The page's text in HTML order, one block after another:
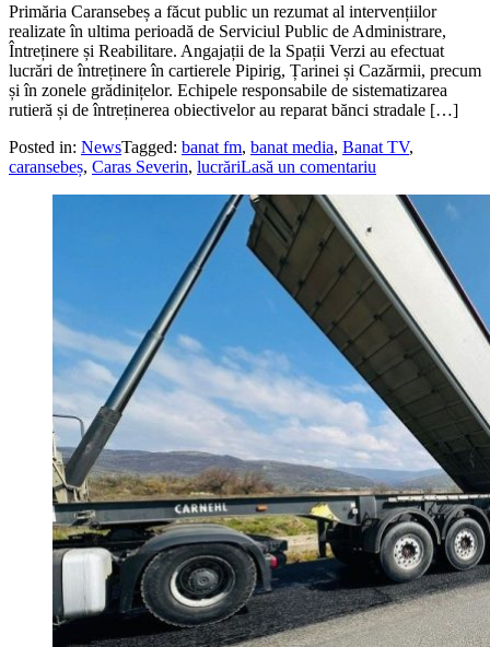
Primăria Caransebeș a făcut public un rezumat al intervențiilor
realizate în ultima perioadă de Serviciul Public de Administrare,
Întreținere și Reabilitare. Angajații de la Spații Verzi au efectuat
lucrări de întreținere în cartierele Pipirig, Țarinei și Cazărmii, precum
și în zonele grădinițelor. Echipele responsabile de sistematizarea
rutieră și de întreținerea obiectivelor au reparat bănci stradale […]
Posted in: NewsTagged: banat fm, banat media, Banat TV,
caransebeș, Caras Severin, lucrăriLasă un comentariu